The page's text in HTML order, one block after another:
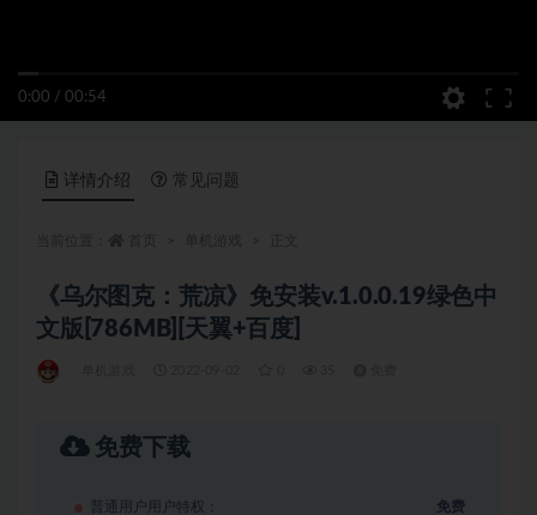
0:00 / 00:54
详情介绍 常见问题
《乌尔图克：荒凉》免安装v.1.0.0.19绿色中
文版[786MB][天翼+百度]
免费下载
普通用户用户特权： 免费